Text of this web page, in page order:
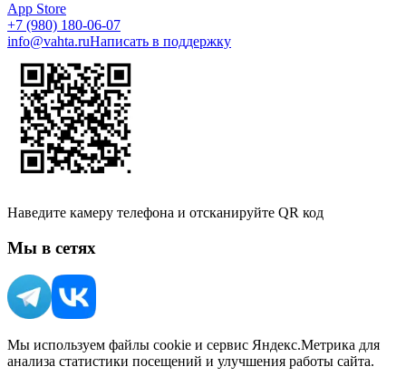
App Store
+7 (980) 180-06-07
info@vahta.ruНаписать в поддержку
Наведите камеру телефона и отсканируйте QR код
Мы в сетях
Мы используем файлы cookie и сервис Яндекс.Метрика для
анализа статистики посещений и улучшения работы сайта.